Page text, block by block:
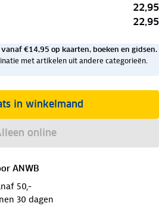
22,95
22,95
€14,95 op kaarten, boeken en gidsen.
met artikelen uit andere categorieën.
in winkelmand
online
ANWB
50,-
30 dagen